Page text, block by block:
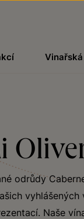
odrůdy
vyhlášených
Naše